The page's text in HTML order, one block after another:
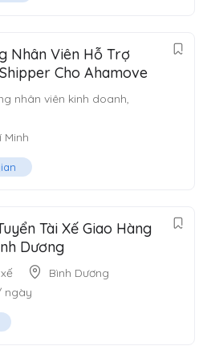
Nhân Viên Hỗ Trợ
Cho Ahamove
nhân viên kinh doanh,
Minh
Tài Xế Giao Hàng
Dương
Bình Dương
ngày